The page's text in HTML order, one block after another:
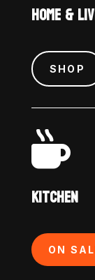
HOME &
SHOP

KITCHEN
ON